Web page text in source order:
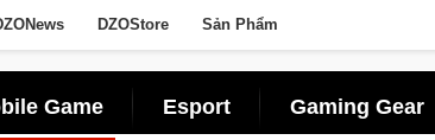
DZOStore Sản Phẩm
Game Esport Gaming Gear